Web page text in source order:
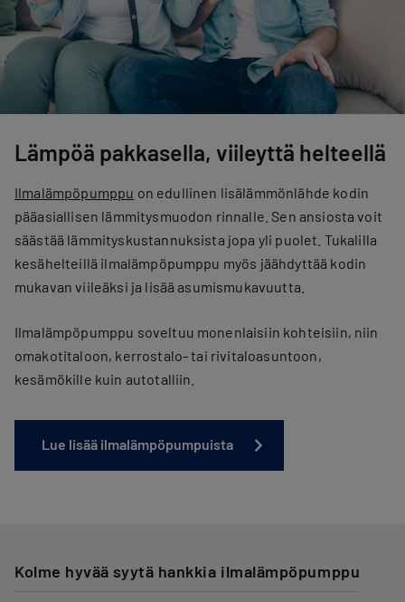
Lämpöä pakkasella, viileyttä helteellä
Ilmalämpöpumppu on edullinen lisälämmönlähde kodin
pääasiallisen lämmitysmuodon rinnalle. Sen ansiosta voit
säästää lämmityskustannuksista jopa yli puolet. Tukalilla
kesähelteillä ilmalämpöpumppu myös jäähdyttää kodin
mukavan viileäksi ja lisää asumismukavuutta.
Ilmalämpöpumppu soveltuu monenlaisiin kohteisiin, niin
omakotitaloon, kerrostalo- tai rivitaloasuntoon,
kesämökille kuin autotalliin.
Lue lisää ilmalämpöpumpuista
Kolme hyvää syytä hankkia ilmalämpöpumppu